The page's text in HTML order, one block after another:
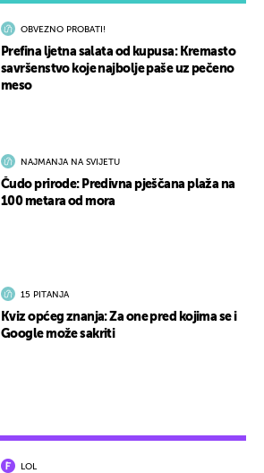
LOL
OBVEZNO PROBATI!
Prefina ljetna salata od kupusa: Kremasto
savršenstvo koje najbolje paše uz pečeno
meso
NAJMANJA NA SVIJETU
Čudo prirode: Predivna pješčana plaža na
100 metara od mora
15 PITANJA
Kviz općeg znanja: Za one pred kojima se i
Google može sakriti